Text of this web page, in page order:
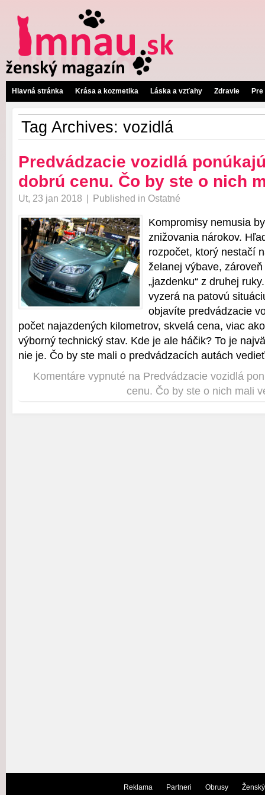
Hlavná stránka Krása a kozmetika Láska a vzťahy Zdravie
Tag Archives: vozidlá
Predvádzacie vozidlá
dobrú cenu. Čo by ste o nich
Ut, 23 jan 2018 | Published in Ostatné
Kompromisy nemusia
znižovania nárokov.
rozpočet, ktorý nestačí
želanej výbave,
„jazdenku“ z druhej
vyzerá na patovú
objavíte predvádzacie
počet najazdených kilometrov, skvelá cena, viac
výborný technický stav. Kde je ale háčik? To je
nie je. Čo by ste mali o predvádzacích autách
Komentáre vypnuté na Predvádzacie vozidlá
cenu. Čo by ste o nich mali
Reklama Partneri Obrusy